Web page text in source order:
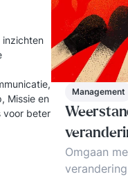
inzichten
Missie en
Management
Omgaan